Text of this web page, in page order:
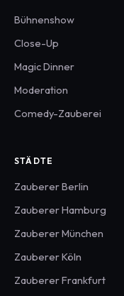
Bühnenshow
Close-Up
Magic Dinner
Moderation
Comedy-Zauberei
STÄDTE
ZaubererBerlin
ZaubererHamburg
ZaubererMünchen
ZaubererKöln
ZaubererFrankfurt